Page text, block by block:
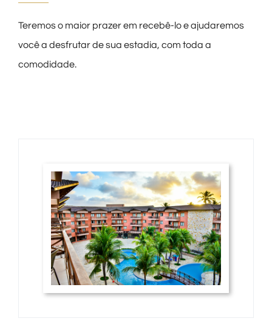
Teremos o maior prazer em recebê-lo e ajudaremos
você a desfrutar de sua estadia, com toda a
comodidade.